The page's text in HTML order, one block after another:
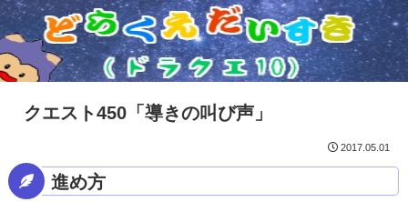
クエスト450「導きの叫び声」
2017.05.01
進め方